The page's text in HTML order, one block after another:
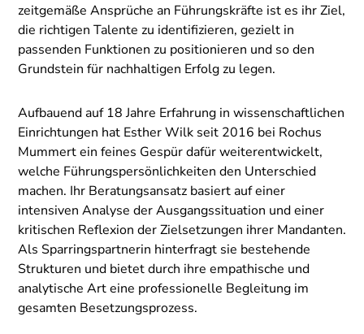
zeitgemäße Ansprüche an Führungskräfte ist es ihr Ziel,
die richtigen Talente zu identifizieren, gezielt in
passenden Funktionen zu positionieren und so den
Grundstein für nachhaltigen Erfolg zu legen.
Aufbauend auf 18 Jahre Erfahrung in wissenschaftlichen
Einrichtungen hat Esther Wilk seit 2016 bei Rochus
Mummert ein feines Gespür dafür weiterentwickelt,
welche Führungspersönlichkeiten den Unterschied
machen. Ihr Beratungsansatz basiert auf einer
intensiven Analyse der Ausgangssituation und einer
kritischen Reflexion der Zielsetzungen ihrer Mandanten.
Als Sparringspartnerin hinterfragt sie bestehende
Strukturen und bietet durch ihre empathische und
analytische Art eine professionelle Begleitung im
gesamten Besetzungsprozess.